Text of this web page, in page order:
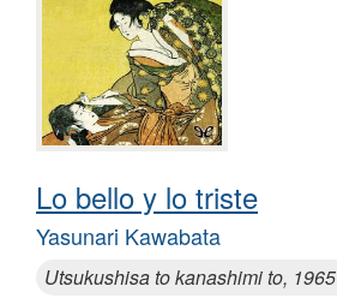
Lo bello y lo triste
Yasunari Kawabata
Utsukushisa to kanashimi to, 1965